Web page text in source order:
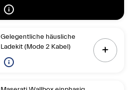
Gelegentliche häusliche
Ladekit (Mode 2 Kabel)